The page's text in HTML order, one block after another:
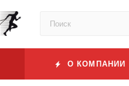
О КОМПАНИИ